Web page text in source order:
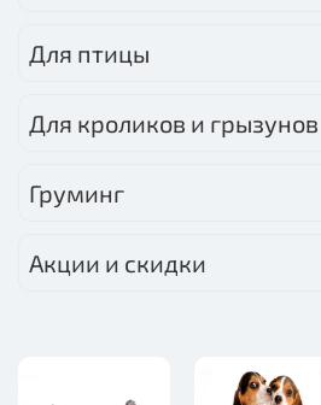
Для птицы
Для кроликов и грызунов
Груминг
Акции и скидки